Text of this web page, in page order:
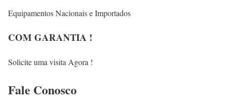
Equipamentos Nacionais e Importados
COM GARANTIA !
Solicite uma visita Agora !
Fale Conosco